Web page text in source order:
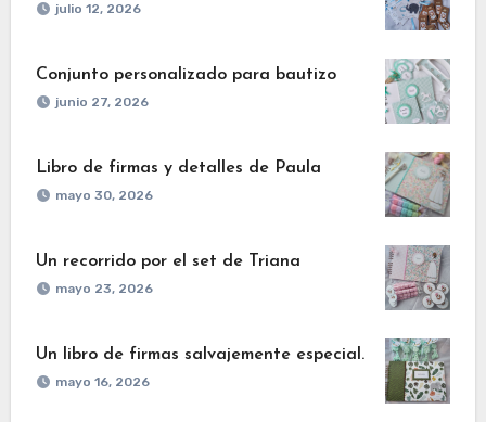
julio 12, 2026
Conjunto personalizado para bautizo
junio 27, 2026
Libro de firmas y detalles de Paula
mayo 30, 2026
Un recorrido por el set de Triana
mayo 23, 2026
Un libro de firmas salvajemente especial.
mayo 16, 2026